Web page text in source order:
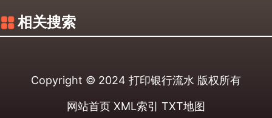
相关搜索
Copyright © 2024 打印银行流水 版权所有
网站首页 XML索引 TXT地图